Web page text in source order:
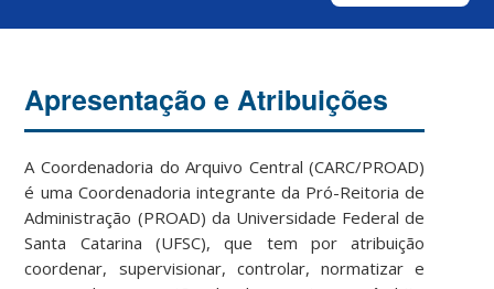
Apresentação e Atribuições
A Coordenadoria do Arquivo Central (CARC/PROAD)
é uma Coordenadoria integrante da Pró-Reitoria de
Administração (PROAD) da Universidade Federal de
Santa Catarina (UFSC), que tem por atribuição
coordenar, supervisionar, controlar, normatizar e